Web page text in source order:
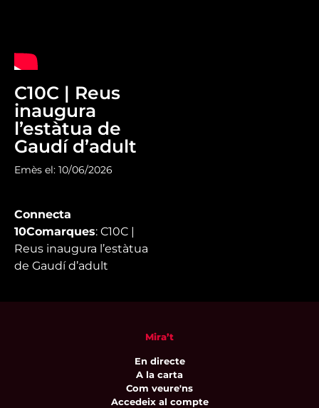
C10C | Reus
inaugura
l’estàtua de
Gaudí d’adult
Emès el: 10/06/2026
Connecta
10Comarques: C10C |
Reus inaugura l’estàtua
de Gaudí d’adult
Mira’t
En directe
A la carta
Com veure'ns
Accedeix al compte